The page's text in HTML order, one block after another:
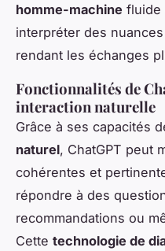
homme-machine fluide
interpréter des
rendant les échanges
Fonctionnalités de
interaction naturelle
Grâce à ses capacités
naturel, ChatGPT peut
cohérentes et
répondre à des
recommandations ou
Cette technologie de